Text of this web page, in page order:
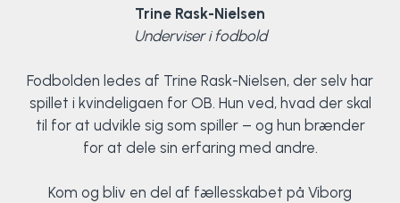
Trine Rask-Nielsen
Underviser i fodbold
Fodbolden ledes af Trine Rask-Nielsen, der selv har
spillet i kvindeligaen for OB. Hun ved, hvad der skal
til for at udvikle sig som spiller – og hun brænder
for at dele sin erfaring med andre.
Kom og bliv en del af fællesskabet på Viborg